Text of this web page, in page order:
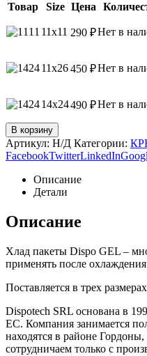
Товар Size Цена
11x11 290 ₽Нет в
11x26450 ₽Нет в
14x24490 ₽Нет в
В корзину
Артикул: Н/Д Категории:
FacebookTwitterLinkedIn
Описание
Детали
Описание
Хлад пакеты Dispo GEL –
применять после
Поставляется в трех
Dispotech SRL основана в
ЕС. Компания занимается
находятся в районе
сотрудничаем только с